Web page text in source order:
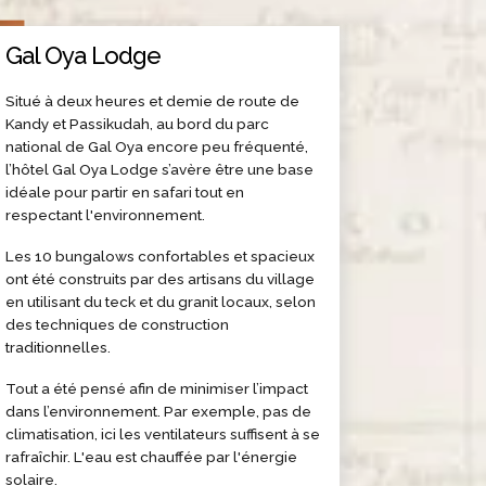
Gal Oya Lodge
Situé à deux heures et demie de route de
Kandy et Passikudah, au bord du parc
national de Gal Oya encore peu fréquenté,
l’hôtel Gal Oya Lodge s’avère être une base
idéale pour partir en safari tout en
respectant l'environnement.
Les 10 bungalows confortables et spacieux
ont été construits par des artisans du village
en utilisant du teck et du granit locaux, selon
des techniques de construction
traditionnelles.
Tout a été pensé afin de minimiser l’impact
dans l’environnement. Par exemple, pas de
climatisation, ici les ventilateurs suffisent à se
rafraîchir. L'eau est chauffée par l'énergie
solaire.